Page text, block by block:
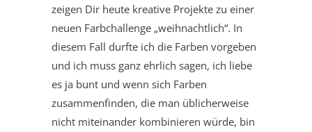
zeigen Dir heute kreative Projekte zu einer
neuen Farbchallenge „weihnachtlich“. In
diesem Fall durfte ich die Farben vorgeben
und ich muss ganz ehrlich sagen, ich liebe
es ja bunt und wenn sich Farben
zusammenfinden, die man üblicherweise
nicht miteinander kombinieren würde, bin